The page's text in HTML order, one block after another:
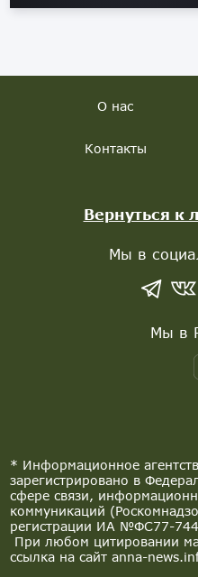
* Информационное
зарегистрировано в
сфере связи,
коммуникаций
регистрации ИА №ФС77-
При любом цитировании
ссылка на сайт anna-
О нас
Контакты
Вернуться к
Мы в
Мы в